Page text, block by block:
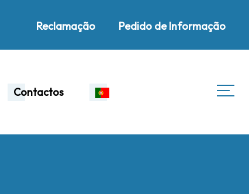
Reclamação Pedido de Informação
Contactos